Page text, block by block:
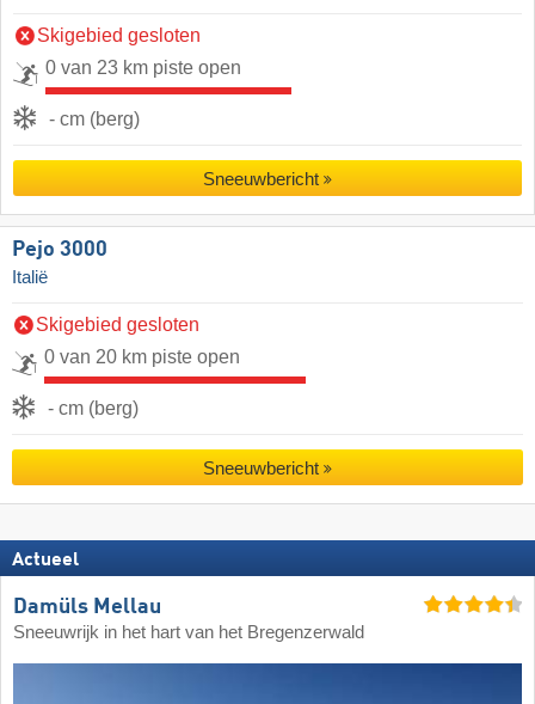
Skigebied gesloten
0 van 23 km piste open
- cm (berg)
Sneeuwbericht
Pejo 3000
Italië
Skigebied gesloten
0 van 20 km piste open
- cm (berg)
Sneeuwbericht
Actueel
Damüls Mellau
Sneeuwrijk in het hart van het Bregenzerwald